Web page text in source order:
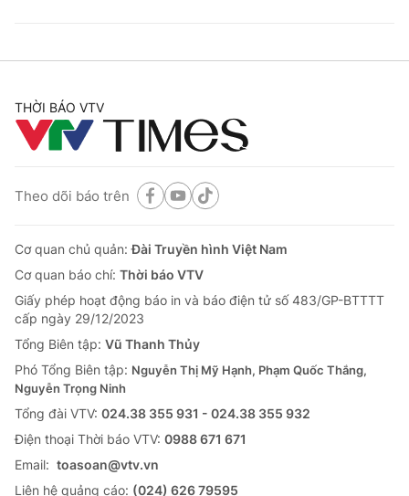
THỜI BÁO VTV
Theo dõi báo trên
Cơ quan chủ quản:Đài Truyền hình Việt Nam
Cơ quan báo chí: Thời báo VTV
Giấy phép hoạt động báo in và báo điện tử số 483/GP-BTTTT
cấp ngày 29/12/2023
Tổng Biên tập: Vũ Thanh Thủy
Phó Tổng Biên tập: Nguyễn Thị Mỹ Hạnh, Phạm Quốc Thắng,
Nguyễn Trọng Ninh
Tổng đài VTV: 024.38 355 931 - 024.38 355 932
Ðiện thoại Thời báo VTV: 0988 671 671
Email: toasoan@vtv.vn
Liên hệ quảng cáo: (024) 626 79595